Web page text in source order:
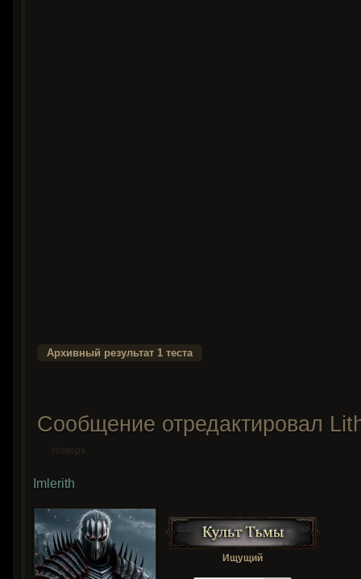
Сообщение отредактировал
Наверх
Imlerith
Ищущий